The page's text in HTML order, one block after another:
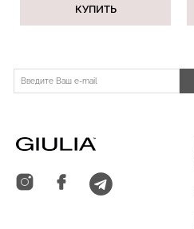
КУПИТЬ
499 грн.